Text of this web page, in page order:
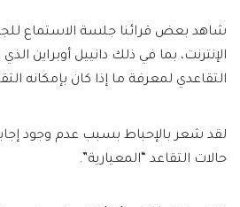
شاهد بعض قرائنا جلسة الاستماع
الإنترنت، بما في ذلك دانييل أوبراين
التقاعدي لمعرفة ما إذا كان بإمكانه
لقد شعر بالإحباط بسبب عدم وجود
حالات التقاعد “المعيارية”.